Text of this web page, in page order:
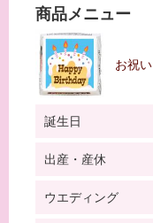
商品メニュー
お祝い
誕生日
出産・産休
ウエディング